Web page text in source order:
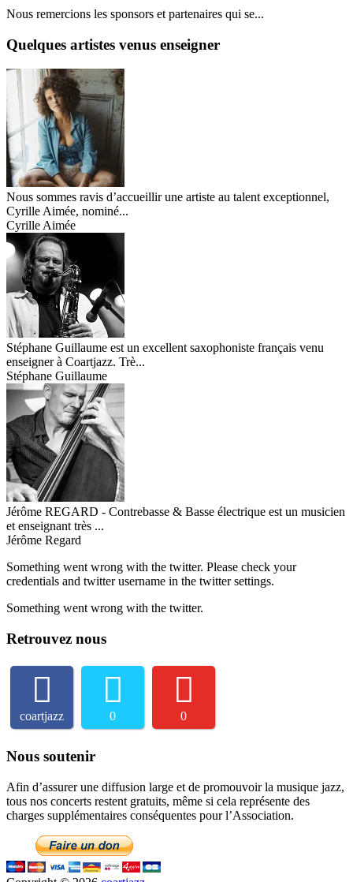
Nous remercions les sponsors et partenaires qui se...
Quelques artistes venus enseigner
Nous sommes ravis d’accueillir une artiste au talent exceptionnel,
Cyrille Aimée, nominé...
Cyrille Aimée
Stéphane Guillaume est un excellent saxophoniste français venu
enseigner à Coartjazz. Trè...
Stéphane Guillaume
Jérôme REGARD - Contrebasse & Basse électrique est un musicien
et enseignant très ...
Jérôme Regard
Something went wrong with the twitter. Please check your
credentials and twitter username in the twitter settings.
Something went wrong with the twitter.
Retrouvez nous
coartjazz 0 0
Nous soutenir
Afin d’assurer une diffusion large et de promouvoir la musique jazz,
tous nos concerts restent gratuits, même si cela représente des
charges supplémentaires conséquentes pour l’Association.